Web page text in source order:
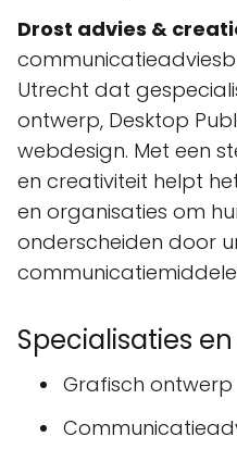
Drost advies &
Utrecht dat
ontwerp, Desktop
webdesign. Met een
en creativiteit helpt
en organisaties om
onderscheiden door
Specialisaties
Grafisch ontwerp